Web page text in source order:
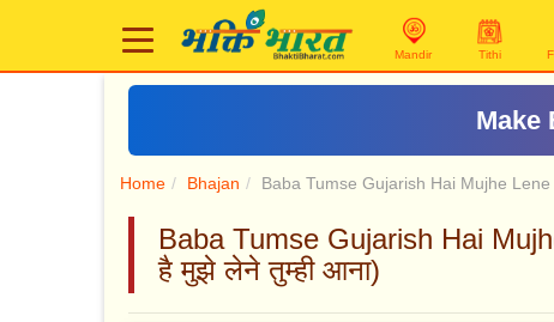
Mandir Tithi
Make
Home Bhajan Baba Tumse Gujarish Hai Mujhe Lene
Baba Tumse Gujarish Hai
है मुझे लेने तुम्ही आना)